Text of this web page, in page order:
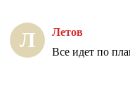
Л Летов
Все идет по